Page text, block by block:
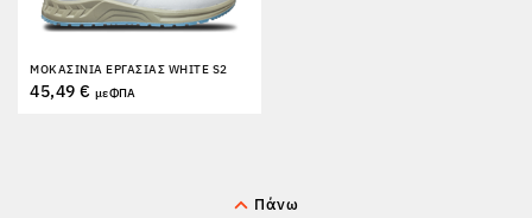
ΕΠΙΚΟΙΝΩΝΊΑ
ΕΠΙΣΤΡΟΦΈΣ
ΜΟΚΑΣΊΝΙΑ ΕΡΓΑΣΊΑΣ WHITE S2
45,49 € με ΦΠΑ
Πάνω